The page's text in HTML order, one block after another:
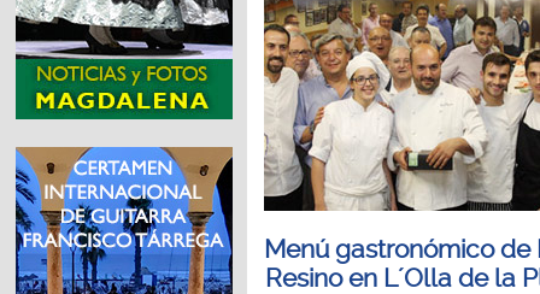
Menú gastronómico de
Resino en L´Olla de la